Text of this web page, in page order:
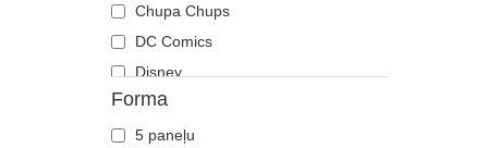
Labradoras retrīvers
Lācis
Lapsa
Lauva
Lauva
Runner
The 90s
The Ball
The Retro
The Snap
Chupa Chups
DC Comics
Disney
Dragon Ball
Es, ļaundaris
Forma
5 paneļu